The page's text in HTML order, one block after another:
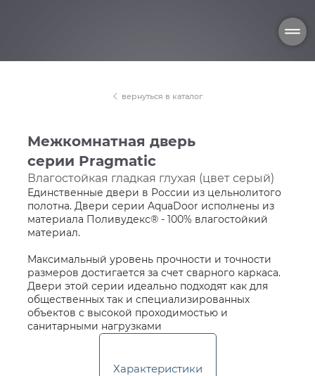
вернуться в каталог
Межкомнатная дверь
серии Pragmatic
Влагостойкая гладкая глухая (цвет серый)
Единственные двери в России из цельнолитого
полотна. Двери серии AquaDoor исполнены из
материала Поливудекс® - 100% влагостойкий
материал.
Максимальный уровень прочности и точности
размеров достигается за счет сварного каркаса.
Двери этой серии идеально подходят как для
общественных так и специализированных
объектов с высокой проходимостью и
санитарными нагрузками
Характеристики